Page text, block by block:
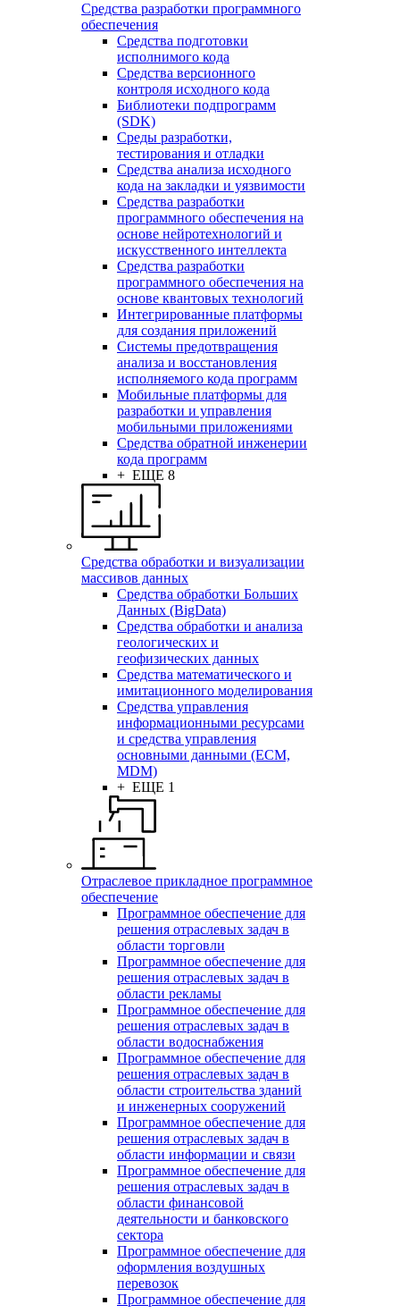
Средства разработки программного
обеспечения
Средства подготовки
исполнимого кода
Средства версионного
контроля исходного кода
Библиотеки подпрограмм
(SDK)
Среды разработки,
тестирования и отладки
Средства анализа исходного
кода на закладки и уязвимости
Средства разработки
программного обеспечения на
основе нейротехнологий и
искусственного интеллекта
Средства разработки
программного обеспечения на
основе квантовых технологий
Интегрированные платформы
для создания приложений
Системы предотвращения
анализа и восстановления
исполняемого кода программ
Мобильные платформы для
разработки и управления
мобильными приложениями
Средства обратной инженерии
кода программ
+ ЕЩЕ 8
Средства обработки и визуализации
массивов данных
Средства обработки Больших
Данных (BigData)
Средства обработки и анализа
геологических и
геофизических данных
Средства математического и
имитационного моделирования
Средства управления
информационными ресурсами
и средства управления
основными данными (ECM,
MDM)
+ ЕЩЕ 1
Отраслевое прикладное программное
обеспечение
Программное обеспечение для
решения отраслевых задач в
области торговли
Программное обеспечение для
решения отраслевых задач в
области рекламы
Программное обеспечение для
решения отраслевых задач в
области водоснабжения
Программное обеспечение для
решения отраслевых задач в
области строительства зданий
и инженерных сооружений
Программное обеспечение для
решения отраслевых задач в
области информации и связи
Программное обеспечение для
решения отраслевых задач в
области финансовой
деятельности и банковского
сектора
Программное обеспечение для
оформления воздушных
перевозок
Программное обеспечение для